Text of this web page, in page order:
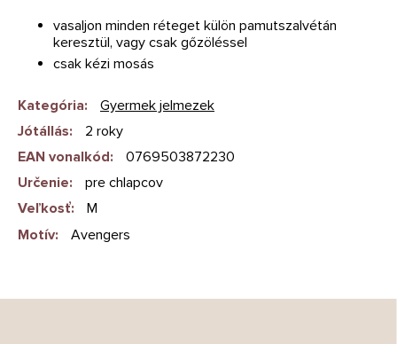
vasaljon minden réteget külön pamutszalvétán
keresztül, vagy csak gőzöléssel
csak kézi mosás
Kategória:
Gyermek jelmezek
Jótállás:
2 roky
EAN vonalkód:
0769503872230
Určenie:
pre chlapcov
Veľkosť:
M
Motív: Avengers